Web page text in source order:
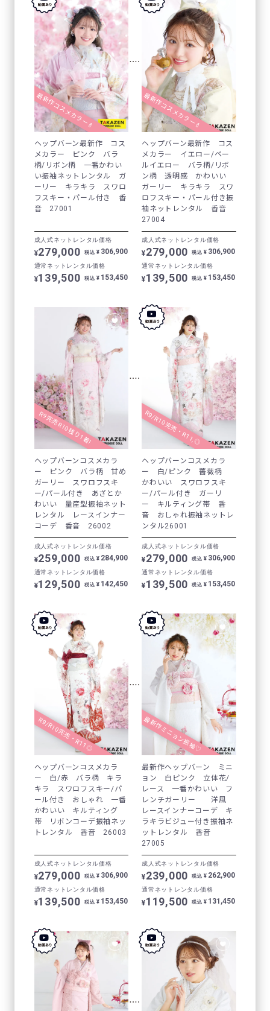
最新作コスメカラー💄
ヘップバーン最新作 コス
メカラー ピンク バラ
柄/リボン柄 一番かわい
い振袖ネットレンタル ガ
ーリー キラキラ スワロ
フスキー・パール付き 香
音 27001
成人式ネットレンタル価格
¥279,000 税込 ¥ 306,900
通常ネットレンタル価格
¥139,500 税込 ¥ 153,450
最新作コスメカラー💄
ヘップバーン最新作 コス
メカラー イエロー/ペー
ルイエロー バラ柄/リボ
ン柄 透明感 かわいい
ガーリー キラキラ スワ
ロフスキー・パール付き振
袖ネットレンタル 香音
27004
成人式ネットレンタル価格
¥279,000 税込 ¥ 306,900
通常ネットレンタル価格
¥139,500 税込 ¥ 153,450
R9完売R10残り1着!
ヘップバーンコスメカラ
ー ピンク バラ柄 甘め
ガーリー スワロフスキ
ー/パール付き あざとか
わいい 量産型振袖ネット
レンタル レースインナー
コーデ 香音 26002
成人式ネットレンタル価格
¥259,000 税込 ¥ 284,900
通常ネットレンタル価格
¥129,500 税込 ¥ 142,450
R9/R10完売・R11,◎
ヘップバーンコスメカラ
ー 白/ピンク 薔薇柄
かわいい スワロフスキ
ー/パール付き ガーリ
ー キルティング帯 香
音 おしゃれ振袖ネットレ
ンタル26001
成人式ネットレンタル価格
¥279,000 税込 ¥ 306,900
通常ネットレンタル価格
¥139,500 税込 ¥ 153,450
R9/R10完売・R11◎
ヘップバーンコスメカラ
ー 白/赤 バラ柄 キラ
キラ スワロフスキー/パ
ール付き おしゃれ 一番
かわいい キルティング
帯 リボンコーデ振袖ネッ
トレンタル 香音 26003
成人式ネットレンタル価格
¥279,000 税込 ¥ 306,900
通常ネットレンタル価格
¥139,500 税込 ¥ 153,450
最新作ミニョン振袖♡
最新作ヘップバーン ミニ
ョン 白ピンク 立体花/
レース 一番かわいい フ
レンチガーリー 洋風
レースインナーコーデ キ
ラキラビジュー付き振袖ネ
ットレンタル 香音
27005
成人式ネットレンタル価格
¥239,000 税込 ¥ 262,900
通常ネットレンタル価格
¥119,500 税込 ¥ 131,450